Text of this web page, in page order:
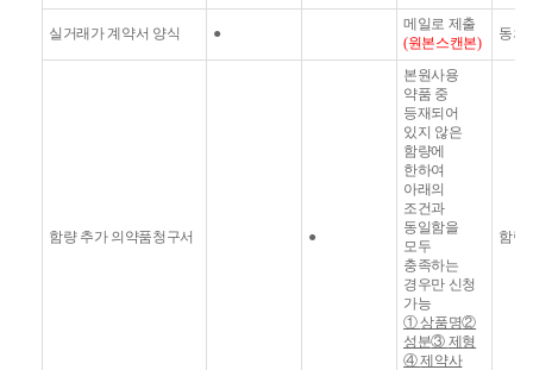
실거래가 계약서 양식 ●
메일로 제출
(원본스캔본)
동의
함량 추가 의약품청구서 ●
본원사용
약품 중
등재되어
있지 않은
함량에
한하여
아래의
조건과
동일함을
모두
충족하는
경우만 신청
가능
①상품명②
성분③ 제형
④제약사
함량